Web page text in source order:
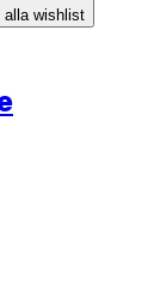
alla wishlist